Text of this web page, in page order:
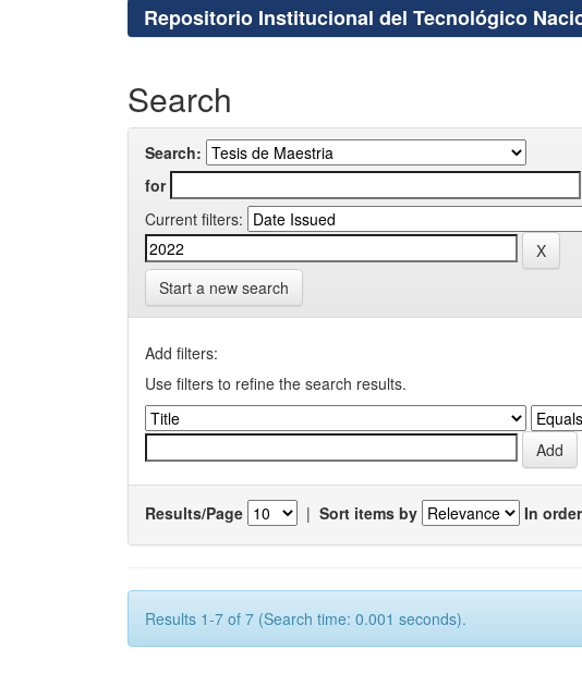
Repositorio Institucional del Tecnológico
Search
Search:
for
Current filters:
Start a new search
Add filters:
Use filters to refine the search results.
Results/Page | Sort items by In order
Results 1-7 of 7 (Search time: 0.001 seconds).